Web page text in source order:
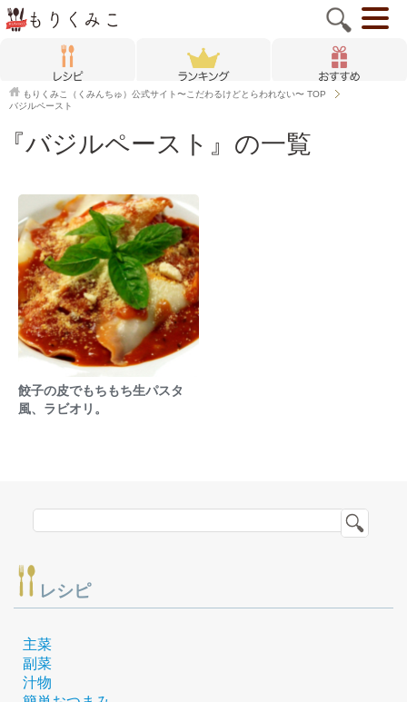
もりくみこ（くみんちゅ）公式サイト〜こだわるけどとらわれない〜 TOP
バジルペースト
『バジルペースト』の一覧
餃子の皮でもちもち生パスタ
風、ラビオリ。
レシピ
主菜
副菜
汁物